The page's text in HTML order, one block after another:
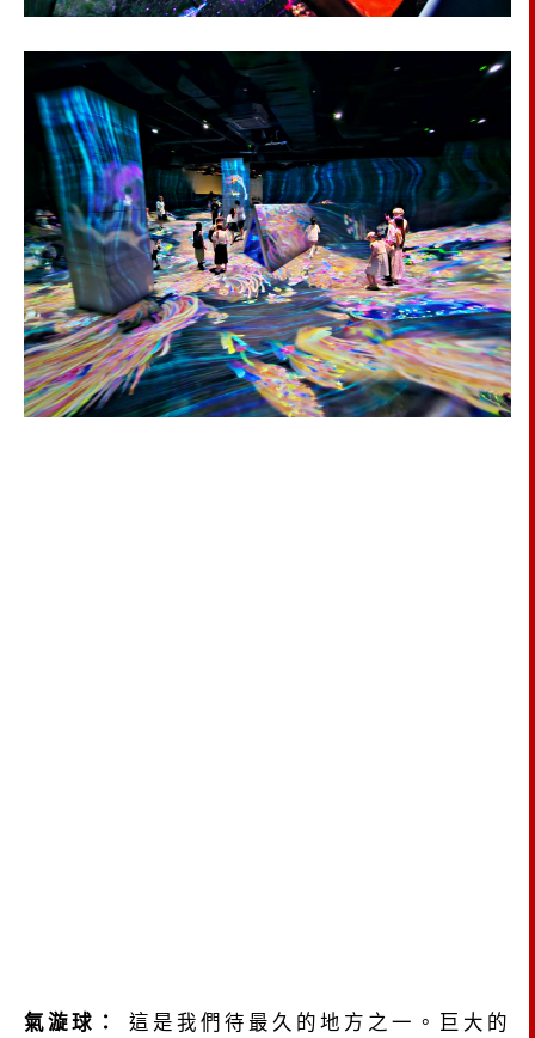
氣漩球：
這是我們待最久的地方之一。巨大的